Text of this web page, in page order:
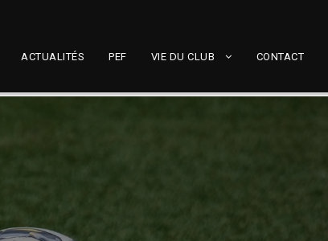
ACTUALITÉS PEF VIE DU CLUB CONTACT